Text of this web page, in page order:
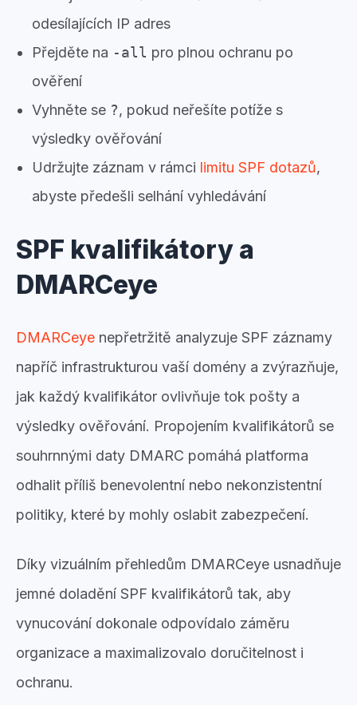
odesílajících IP adres
Přejděte na -all pro plnou ochranu po
ověření
Vyhněte se ?, pokud neřešíte potíže s
výsledky ověřování
Udržujte záznam v rámci limitu SPF dotazů,
abyste předešli selhání vyhledávání
SPF kvalifikátory a
DMARCeye
DMARCeye nepřetržitě analyzuje SPF záznamy
napříč infrastrukturou vaší domény a zvýrazňuje,
jak každý kvalifikátor ovlivňuje tok pošty a
výsledky ověřování. Propojením kvalifikátorů se
souhrnnými daty DMARC pomáhá platforma
odhalit příliš benevolentní nebo nekonzistentní
politiky, které by mohly oslabit zabezpečení.
Díky vizuálním přehledům DMARCeye usnadňuje
jemné doladění SPF kvalifikátorů tak, aby
vynucování dokonale odpovídalo záměru
organizace a maximalizovalo doručitelnost i
ochranu.